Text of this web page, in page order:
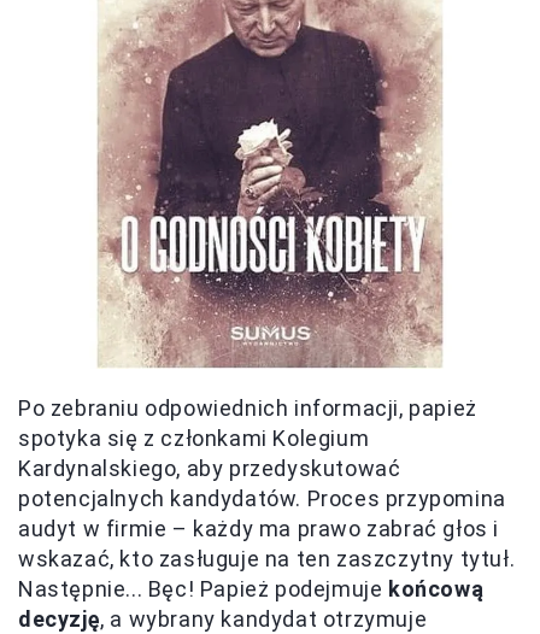
Po zebraniu odpowiednich informacji, papież
spotyka się z członkami Kolegium
Kardynalskiego, aby przedyskutować
potencjalnych kandydatów. Proces przypomina
audyt w firmie – każdy ma prawo zabrać głos i
wskazać, kto zasługuje na ten zaszczytny tytuł.
Następnie... Bęc! Papież podejmuje końcową
decyzję, a wybrany kandydat otrzymuje